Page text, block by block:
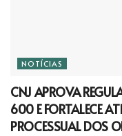
NOTÍCIAS
CNJ APROVA
600 E FORTALECE
PROCESSUAL DOS